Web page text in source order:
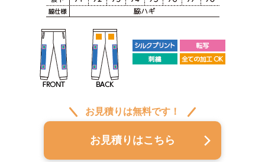
お見積りは無料です！
お見積りはこちら